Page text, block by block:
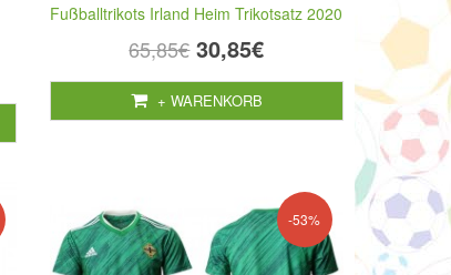
Fußballtrikots Irland Heim Trikotsatz 2020
65,85€ 30,85€
+ WARENKORB
-53%